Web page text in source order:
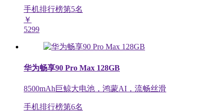
手机排行榜第5名
￥
5299
华为畅享90 Pro Max 128GB
8500mAh巨鲸大电池，鸿蒙AI，流畅丝滑
手机排行榜第6名